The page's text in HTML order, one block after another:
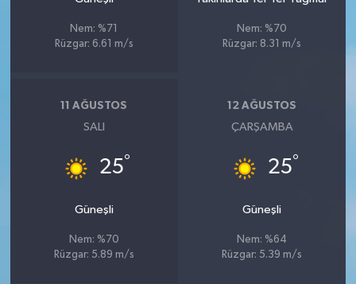
Nem: %71
Rüzgar: 6.61 m/s
Nem: %70
Rüzgar: 8.31 m/s
11 AĞUSTOS
SALI
25°
Güneşli
Nem: %70
Rüzgar: 5.89 m/s
12 AĞUSTOS
ÇARŞAMBA
25°
Güneşli
Nem: %64
Rüzgar: 5.39 m/s